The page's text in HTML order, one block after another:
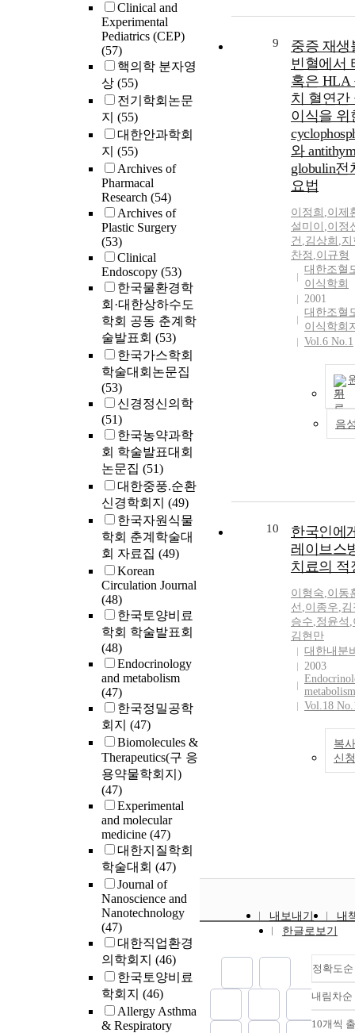
Clinical and
Experimental
Pediatrics (CEP)
(57)
핵의학 분자영
상 (55)
전기학회논문
지 (55)
대한안과학회
지 (55)
Archives of
Pharmacal
Research (54)
Archives of
Plastic Surgery
(53)
Clinical
Endoscopy (53)
한국물환경학
회·대한상하수도
학회 공동 춘계학
술발표회 (53)
한국가스학회
학술대회논문집
(53)
신경정신의학
(51)
한국농약과학
회 학술발표대회
논문집 (51)
대한중풍.순환
신경학회지 (49)
한국자원식물
학회 춘계학술대
회 자료집 (49)
Korean
Circulation Journal
(48)
한국토양비료
학회 학술발표회
(48)
Endocrinology
and metabolism
(47)
한국정밀공학
회지 (47)
Biomolecules &
Therapeutics(구 응
용약물학회지)
(47)
Experimental
and molecular
medicine (47)
대한지질학회
학술대회 (47)
Journal of
Nanoscience and
Nanotechnology
(47)
대한직업환경
의학회지 (46)
한국토양비료
학회지 (46)
Allergy Asthma
& Respiratory
9
중증 재생
빈혈에서
혹은 HLA
치 혈연간
이식을 위
와
globulin전
요법
이정희 ,이제
설미이 ,이정
건 ,김상희 ,
찬정 ,이규형
대한조혈
이식학회
2001
대한조혈
이식학회
Vol.6 No.1
기
음
10
한국인에
레이브스
치료의 적
이형숙,이동
선 ,이종우,
승수,정윤석 ,
김현만
대한내분
2003
metabolism
Vol.18
복
신청
내보내기
내
한글로보기
정확도순
내림차순
10개씩